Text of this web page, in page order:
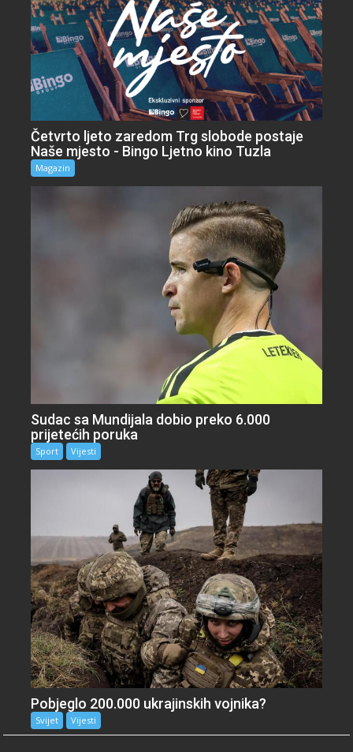
Četvrto ljeto zaredom Trg slobode postaje
Naše mjesto - Bingo Ljetno kino Tuzla
Magazin
Sudac sa Mundijala dobio preko 6.000
prijetećih poruka
Sport Vijesti
Pobjeglo 200.000 ukrajinskih vojnika?
Svijet Vijesti